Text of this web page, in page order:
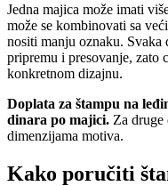
Jedna majica može imati
može se kombinovati sa
nositi manju oznaku. Svaka
pripremu i presovanje, zato
konkretnom dizajnu.
Doplata za štampu na
dinara po majici. Za druge
dimenzijama motiva.
Kako poručiti